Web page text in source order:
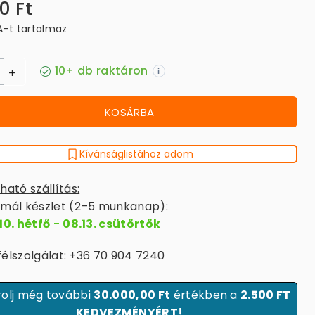
Ft
t tartalmaz
10+ db raktáron i
KOSÁRBA
Kívánságlistához adom
szállítás:
készlet (2–5 munkanap):
hétfő - 08.13. csütörtök
+36 70 904 7240
még további 30.000,00 Ft értékben a 2.500 FT